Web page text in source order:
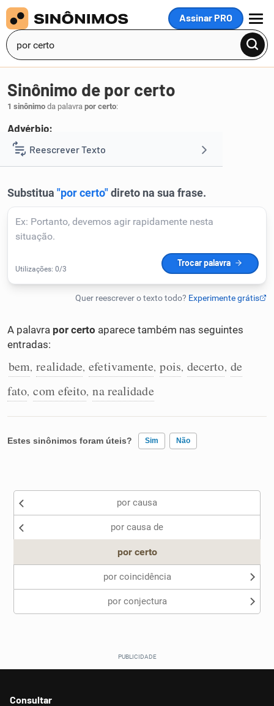
Assinar PRO
MENU
Reescrever Texto
Corrigir Texto
Humanizador de IA
Conexões
Dicionário
Sinônimo de por certo
1 sinônimo da palavra por certo:
Advérbio:
1 certo.
A palavra por certo aparece também nas seguintes
entradas:
bem, realidade, efetivamente, pois, decerto, de
fato, com efeito, na realidade
Estes sinônimos foram úteis? Sim Não
Nenhum dos sinônimos apresentados me ajudou
por causa
por causa de
por certo
por coincidência
por conjectura
Consultar